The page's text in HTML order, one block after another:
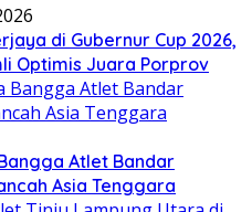
di Gubernur Cup 2026,
Optimis Juara Porprov
Atlet Bandar
Asia Tenggara